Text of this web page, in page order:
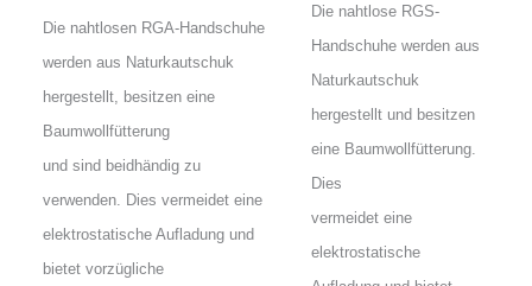
Die nahtlosen RGA-Handschuhe
werden aus Naturkautschuk
hergestellt, besitzen eine
Baumwollfütterung
und sind beidhändig zu
verwenden. Dies vermeidet eine
elektrostatische Aufladung und
bietet vorzügliche
Die nahtlose RGS-
Handschuhe werden aus
Naturkautschuk
hergestellt und besitzen
eine Baumwollfütterung.
Dies
vermeidet eine
elektrostatische